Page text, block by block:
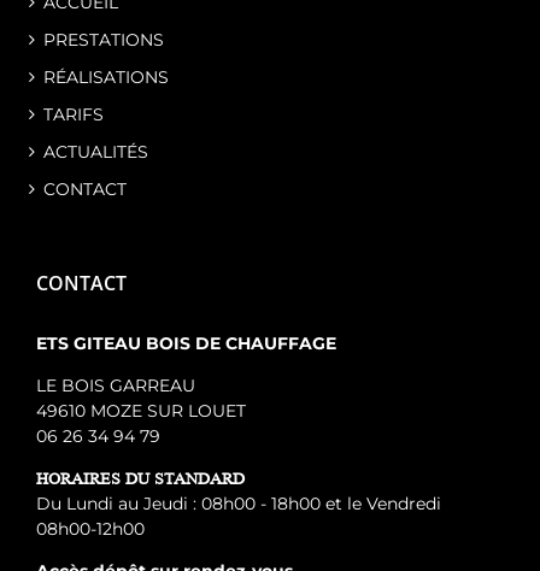
PRESTATIONS
RÉALISATIONS
TARIFS
ACTUALITÉS
CONTACT
CONTACT
ETS GITEAU BOIS DE CHAUFFAGE
LE BOIS GARREAU
49610 MOZE SUR LOUET
06 26 34 94 79
HORAIRES DU STANDARD
Du Lundi au Jeudi : 08h00 - 18h00 et le Vendredi
08h00-12h00